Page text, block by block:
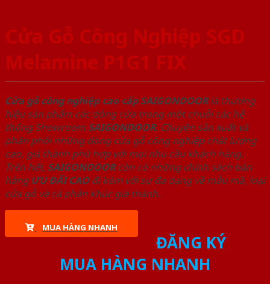
Cửa Gỗ Công Nghiệp SGD
Melamine P1G1 FIX
Cửa gỗ công nghiệp cao cấp SAIGONDOORlà thương
hiệu sản phẩm các dòng cửa trong một chuỗi các hệ
thống Showroom SAIGONDOOR. Chuyên sản xuất và
phân phối những dòng cửa gỗ công nghiệp chất lượng
cao, giá thành phù hợp với mọi nhu cầu khách hàng.
Trên hết, SAIGONDOORcòn có những chính sách bán
hàng ƯU ĐÃI CAOđi kèm với sự đa dạng về mẫu mã, loại
cửa gỗ và cả phân khúc giá thành.
MUA HÀNG NHANH
ĐĂNG KÝ
MUA HÀNG NHANH